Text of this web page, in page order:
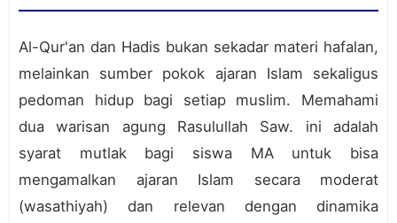
Al-Qur'an dan Hadis bukan sekadar materi hafalan,
melainkan sumber pokok ajaran Islam sekaligus
pedoman hidup bagi setiap muslim. Memahami
dua warisan agung Rasulullah Saw. ini adalah
syarat mutlak bagi siswa MA untuk bisa
mengamalkan ajaran Islam secara moderat
(wasathiyah) dan relevan dengan dinamika